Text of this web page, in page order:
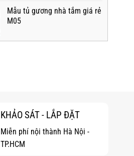
Mẫu tủ gương nhà tắm giá rẻ
M05
KHẢO SÁT - LẮP ĐẶT
Miễn phí nội thành Hà Nội -
TP.HCM